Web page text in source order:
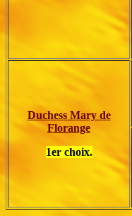
Duchess Mary de
Florange
1er choix.